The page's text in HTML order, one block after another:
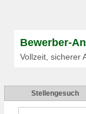
Bewerber-
Vollzeit, sicherer
Stellengesuch